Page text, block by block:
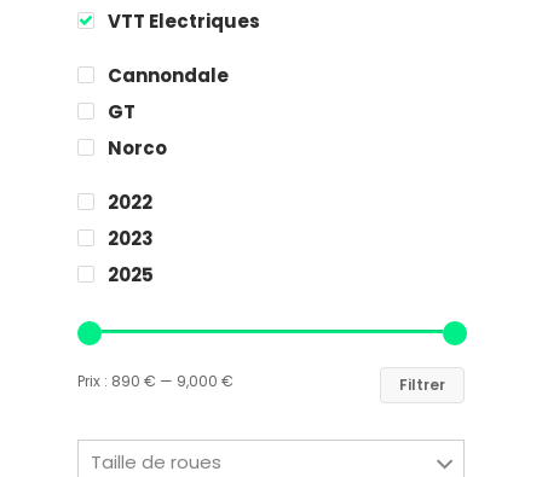
VTT Electriques
Cannondale
GT
Norco
2022
2023
2025
Filtrer
Prix : 890 € — 9,000 €
Taille de roues